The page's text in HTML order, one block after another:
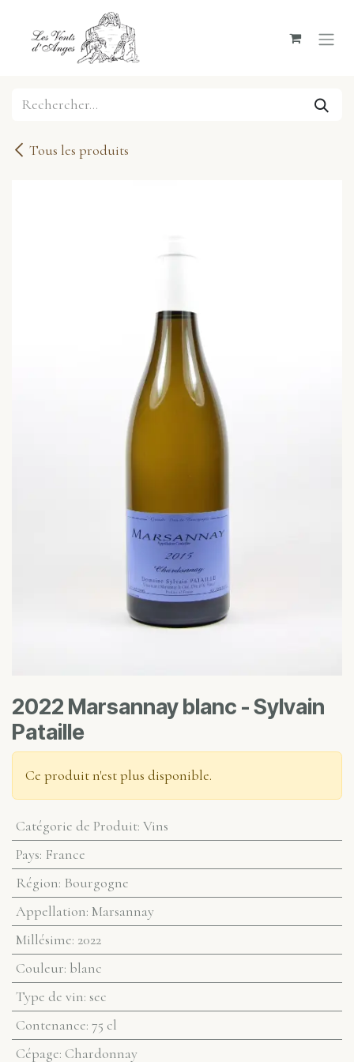
Se rendre au contenu
Tous les produits
2022 Marsannay blanc - Sylvain
Pataille
Ce produit n'est plus disponible.
Catégorie de Produit: Vins
Pays: France
Région: Bourgogne
Appellation: Marsannay
Millésime: 2022
Couleur: blanc
Type de vin: sec
Contenance: 75 cl
Cépage: Chardonnay